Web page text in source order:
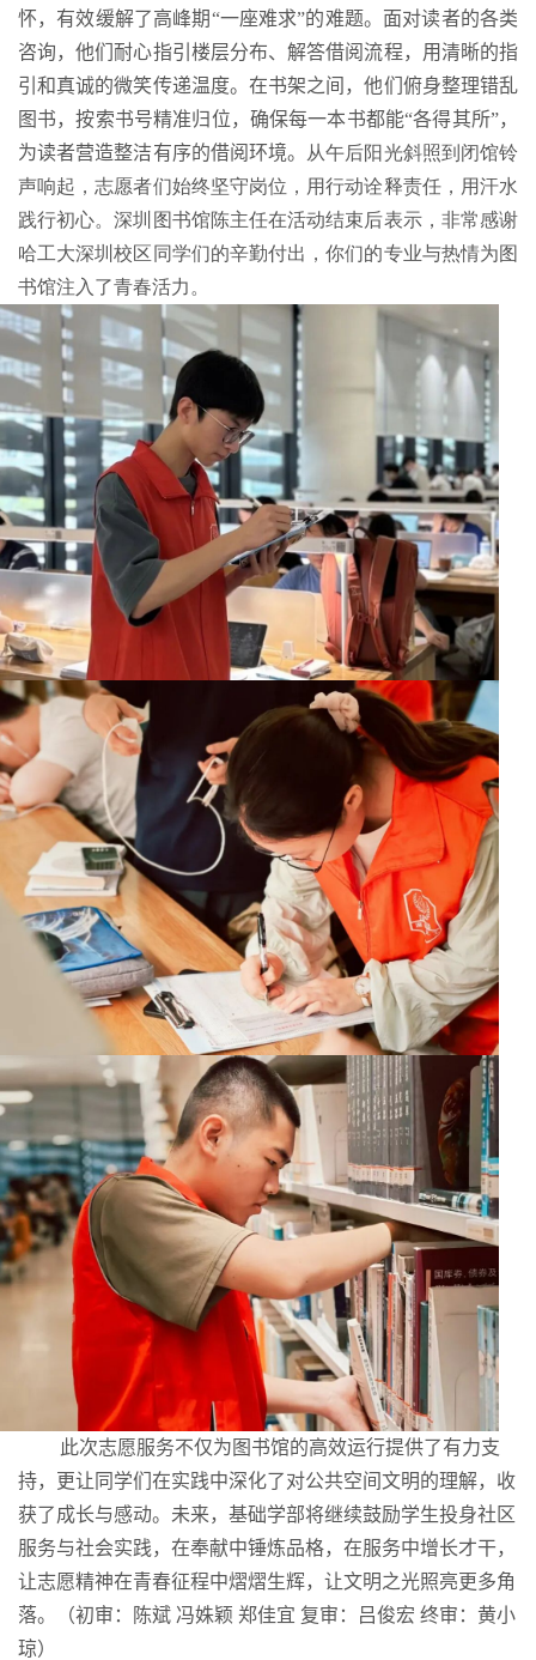
怀，有效缓解了高峰期“一座难求”的难题。面对读者的各类
咨询，他们耐心指引楼层分布、解答借阅流程，用清晰的指
引和真诚的微笑传递温度。在书架之间，他们俯身整理错乱
图书，按索书号精准归位，确保每一本书都能“各得其所”，
为读者营造整洁有序的借阅环境。
从午后阳光斜照到闭馆铃
声响起，志愿者们始终坚守岗位，用行动诠释责任，用汗水
践行初心。深圳图书馆陈主任在活动结束后表示，非常感谢
哈工大深圳校区同学们的辛勤付出，你们的专业与热情为图
书馆注入了青春活力。
此次志愿服务不仅为图书馆的高效运行提供了有力支
持，更让同学们在实践中深化了对公共空间文明的理解，收
获了成长与感动。未来，基础学部将继续鼓励学生投身社区
服务与社会实践，在奉献中锤炼品格，在服务中增长才干，
让志愿精神在青春征程中熠熠生辉，让文明之光照亮更多角
落。
（初审： 陈斌 冯姝颖 郑佳宜 复审 ： 吕俊宏 终审 ： 黄小
琼）